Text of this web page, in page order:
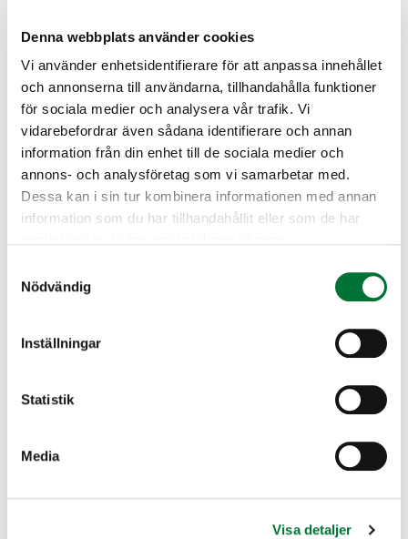
Denna webbplats använder cookies
Vi använder enhetsidentifierare för att anpassa innehållet
och annonserna till användarna, tillhandahålla funktioner
för sociala medier och analysera vår trafik. Vi
vidarebefordrar även sådana identifierare och annan
information från din enhet till de sociala medier och
annons- och analysföretag som vi samarbetar med.
Dessa kan i sin tur kombinera informationen med annan
information som du har tillhandahållit eller som de har
Nödvändig
Inställningar
Statistik
Media
Visa detaljer
Jakttider
Jaktåret 2026–2027 började den 1 augusti.